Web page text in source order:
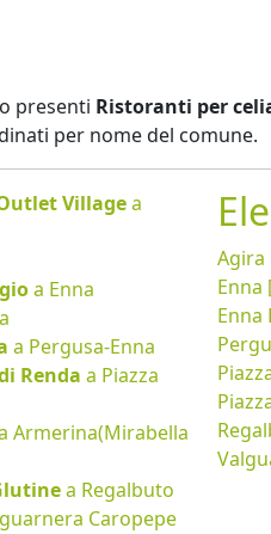
presenti Ristoranti per
per nome del comune.
Villagea
a Enna
a Pergusa-Enna
Renda a Piazza
Armerina(Mirabella
a Regalbuto
Caropepe
Agira
Enna
Enna